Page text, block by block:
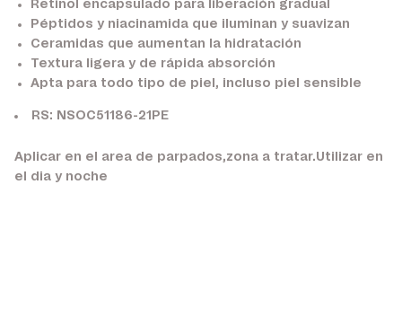
Retinol encapsulado para liberación gradual
Péptidos y niacinamida que iluminan y suavizan
Ceramidas que aumentan la hidratación
Textura ligera y de rápida absorción
Apta para todo tipo de piel, incluso piel sensible
RS: NSOC51186-21PE
Aplicar en el area de parpados,zona a tratar.Utilizar en
el dia y noche